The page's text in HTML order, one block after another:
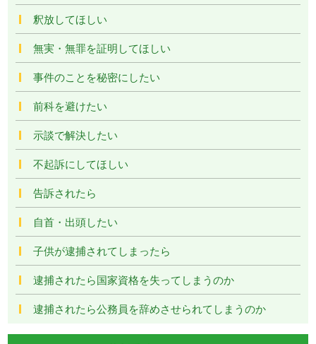
釈放してほしい
無実・無罪を証明してほしい
事件のことを秘密にしたい
前科を避けたい
示談で解決したい
不起訴にしてほしい
告訴されたら
自首・出頭したい
子供が逮捕されてしまったら
逮捕されたら国家資格を失ってしまうのか
逮捕されたら公務員を辞めさせられてしまうのか